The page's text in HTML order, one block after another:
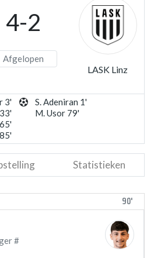
4-2
Afgelopen
LASK Linz
3'
S. Adeniran 1'
M. Usor 79'
Statistieken
90'
#